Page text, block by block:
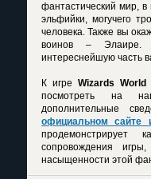
фантастический мир,
эльфийки, могучего
человека. Также вы
воинов – Элаире.
интереснейшую часть
К игреWizards World
посмотреть на
дополнительные
официальном сайте
продемонстрирует
сопровождения
насыщенности этой